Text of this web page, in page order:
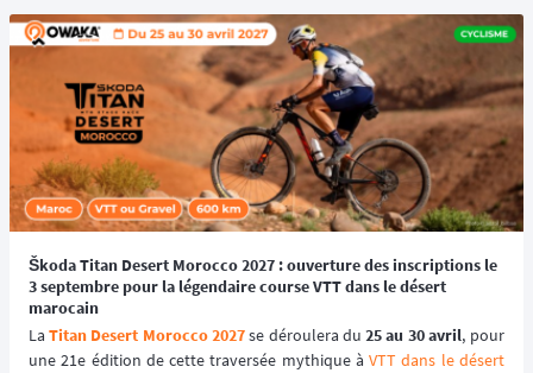
Škoda Titan Desert Morocco 2027 : ouverture des inscriptions le
3 septembre pour la légendaire course VTT dans le désert
marocain
La Titan Desert Morocco 2027 se déroulera du 25 au 30 avril, pour
une 21e édition de cette traversée mythique à VTT dans le désert